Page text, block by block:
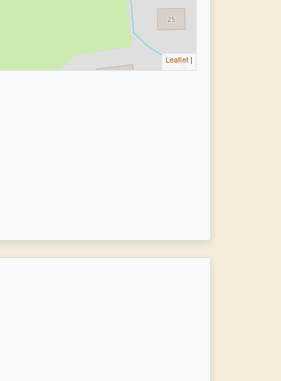
Leaflet |